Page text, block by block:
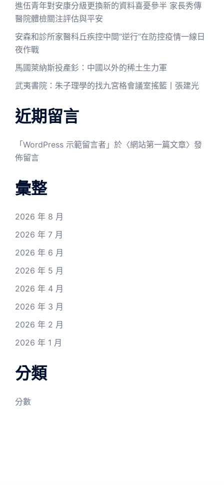
進伍青年對安康分級更換新的資料喜憂參半 家長秀傳
醫院體檢關注評估與平安
安森和診所家醫科丘疾控中間“逆行”在防控疫情一線日
夜作戰
馬國萊納斯投產釤：中國以外的稀土生力軍
武夷書院：朱子理學的找九宮格會議室搖籃丨張建光
近期留言
「 WordPress 示範留言者 」於〈網站第一篇文章〉發
佈留言
彙整
2026 年 8 月
2026 年 7 月
2026 年 6 月
2026 年 5 月
2026 年 4 月
2026 年 3 月
2026 年 2 月
2026 年 1 月
分類
分數